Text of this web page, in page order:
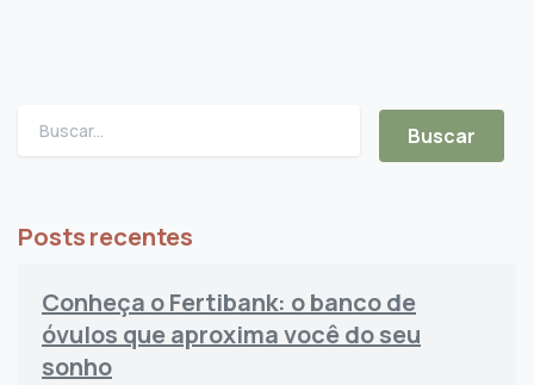
Posts recentes
Conheça o Fertibank: o banco de
óvulos que aproxima você do seu
sonho